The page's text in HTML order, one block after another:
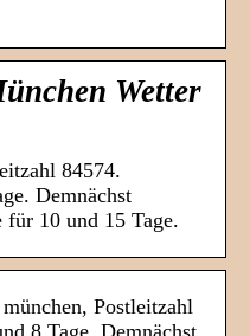
Wetter
84574.
Demnächst
für 10 und 15 Tage.
Postleitzahl